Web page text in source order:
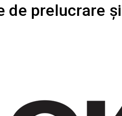
de prelucrare